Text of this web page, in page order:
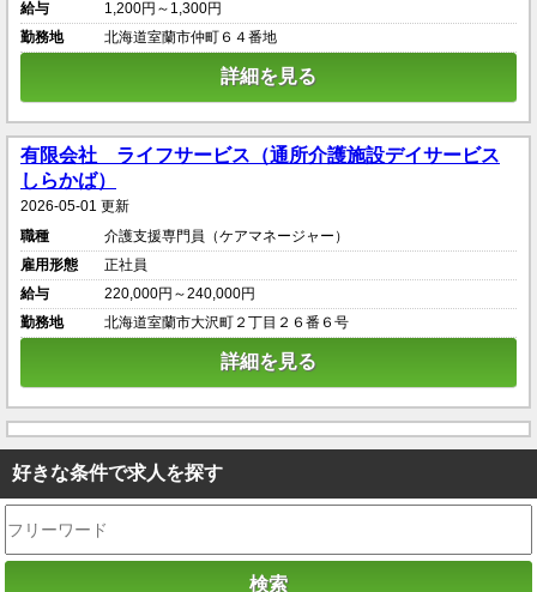
給与
1,200円～1,300円
勤務地
北海道室蘭市仲町６４番地
詳細を見る
有限会社 ライフサービス（通所介護施設デイサービス
しらかば）
2026-05-01 更新
職種
介護支援専門員（ケアマネージャー）
雇用形態
正社員
給与
220,000円～240,000円
勤務地
北海道室蘭市大沢町２丁目２６番６号
詳細を見る
好きな条件で求人を探す